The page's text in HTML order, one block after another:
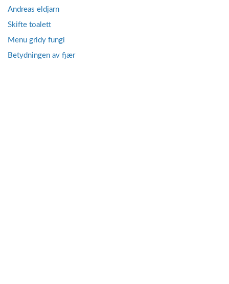
Andreas eldjarn
Skifte toalett
Menu gridy fungi
Betydningen av fjær